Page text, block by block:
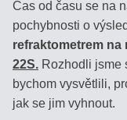
Čas od času se na
pochybnosti o
refraktometrem na
22S. Rozhodli jsme
bychom vysvětlili,
jak se jim vyhnout.
s mosaznou
hlavou
a
skleněnou
optikou!
Podívejte